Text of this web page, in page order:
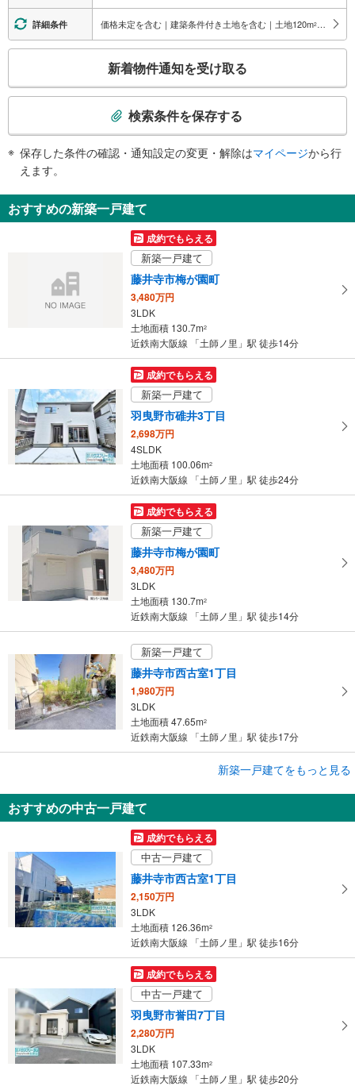
・各ホーム⇔改札
・改札⇔地上階
トイレ
その他
ホーム上階段
・点字案内板
・点字運賃表
詳細条件 価格未定を含む｜建築条件付き土地を含む｜土地120m2 以上
検
知
を
イ
ペ
ー
ジ
に
存
新着物件通知を受け取る
検索条件を保存する
保存した条件の確認・通知設定の変更・解除はマイページから行
えます。
おすすめの新築一戸建て
成約でもらえる
新築一戸建て
藤井寺市梅が園町
3,480万円
3LDK
土地面積 130.7m2
近鉄南大阪線 「土師ノ里」駅 徒歩14分
成約でもらえる
新築一戸建て
羽曳野市碓井3丁目
2,698万円
4SLDK
土地面積 100.06m2
近鉄南大阪線 「土師ノ里」駅 徒歩24分
成約でもらえる
新築一戸建て
藤井寺市梅が園町
3,480万円
3LDK
土地面積 130.7m2
近鉄南大阪線 「土師ノ里」駅 徒歩14分
新築一戸建て
藤井寺市西古室1丁目
1,980万円
3LDK
土地面積 47.65m2
近鉄南大阪線 「土師ノ里」駅 徒歩17分
藤井寺市大井4丁目
3,480万円
4LDK
土地面積 93.61m
近鉄南大阪線 「土師ノ里」駅 徒歩11分
新築一戸建てをもっと見る
おすすめの中古一戸建て
成約でもらえる
中古一戸建て
藤井寺市西古室1丁目
2,150万円
3LDK
土地面積 126.36m2
近鉄南大阪線 「土師ノ里」駅 徒歩16分
成約でもらえる
中古一戸建て
羽曳野市誉田7丁目
2,280万円
3LDK
土地面積 107.33m2
近鉄南大阪線 「土師ノ里」駅 徒歩20分